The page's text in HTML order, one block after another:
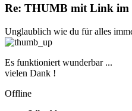
Re: THUMB mit Link im
Unglaublich wie du für alles
Es funktioniert wunderbar ...
vielen Dank !
Offline